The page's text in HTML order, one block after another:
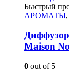
Быстрый
АРОМАТЫ,
Maison
0 out of 5